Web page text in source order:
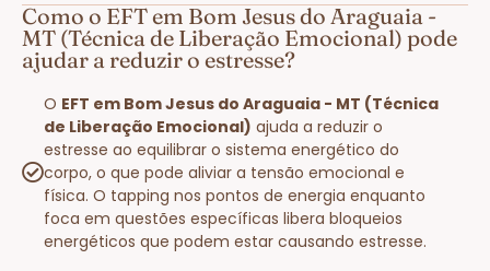
Como o EFT em Bom Jesus do Araguaia -
MT (Técnica de Liberação Emocional) pode
ajudar a reduzir o estresse?
O EFT em Bom Jesus do Araguaia - MT (Técnica
de Liberação Emocional) ajuda a reduzir o
estresse ao equilibrar o sistema energético do
corpo, o que pode aliviar a tensão emocional e
física. O tapping nos pontos de energia enquanto
foca em questões específicas libera bloqueios
energéticos que podem estar causando estresse.